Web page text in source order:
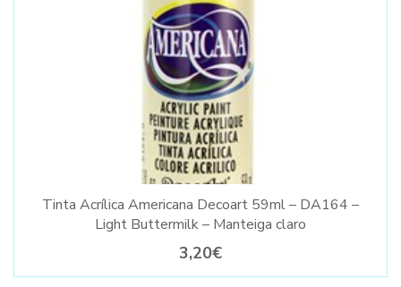
Tinta Acrílica Americana Decoart 59ml – DA164 –
Light Buttermilk – Manteiga claro
3,20€